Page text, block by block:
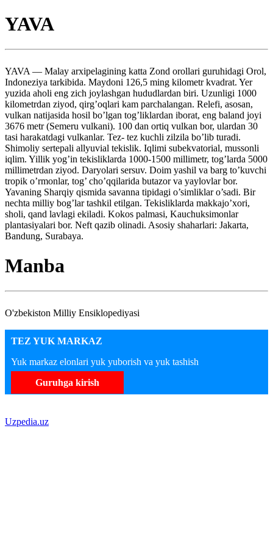
YAVA
YAVA — Malay arxipelagining katta Zond orollari guruhidagi Orol,
Indoneziya tarkibida. Maydoni 126,5 ming kilometr kvadrat. Yer
yuzida aholi eng zich joylashgan hududlardan biri. Uzunligi 1000
kilometrdan ziyod, qirg’oqlari kam parchalangan. Relefi, asosan,
vulkan natijasida hosil bo’lgan tog’liklardan iborat, eng baland joyi
3676 metr (Semeru vulkani). 100 dan ortiq vulkan bor, ulardan 30
tasi harakatdagi vulkanlar. Tez- tez kuchli zilzila bo’lib turadi.
Shimoliy sertepali allyuvial tekislik. Iqlimi subekvatorial, mussonli
iqlim. Yillik yog’in tekisliklarda 1000-1500 millimetr, tog’larda 5000
millimetrdan ziyod. Daryolari sersuv. Doim yashil va barg to’kuvchi
tropik o’rmonlar, tog’ cho’qqilarida butazor va yaylovlar bor.
Yavaning Sharqiy qismida savanna tipidagi o’simliklar o’sadi. Bir
nechta milliy bog’lar tashkil etilgan. Tekisliklarda makkajo’xori,
sholi, qand lavlagi ekiladi. Kokos palmasi, Kauchuksimonlar
plantasiyalari bor. Neft qazib olinadi. Asosiy shaharlari: Jakarta,
Bandung, Surabaya.
Manba
O'zbekiston Milliy Ensiklopediyasi
TEZ YUK MARKAZ
Yuk markaz elonlari yuk yuborish va yuk tashish
Guruhga kirish
Uzpedia.uz